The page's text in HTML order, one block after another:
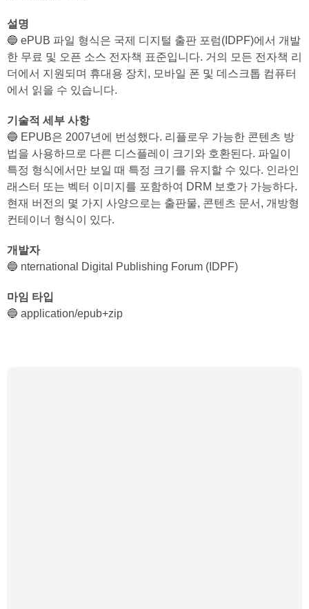
설명
🔵 ePUB 파일 형식은 국제 디지털 출판 포럼(IDPF)에서 개발
한 무료 및 오픈 소스 전자책 표준입니다. 거의 모든 전자책 리
더에서 지원되며 휴대용 장치, 모바일 폰 및 데스크톱 컴퓨터
에서 읽을 수 있습니다.
기술적 세부 사항
🔵 EPUB은 2007년에 번성했다. 리플로우 가능한 콘텐츠 방
법을 사용하므로 다른 디스플레이 크기와 호환된다. 파일이
특정 형식에서만 보일 때 특정 크기를 유지할 수 있다. 인라인
래스터 또는 벡터 이미지를 포함하여 DRM 보호가 가능하다.
현재 버전의 몇 가지 사양으로는 출판물, 콘텐츠 문서, 개방형
컨테이너 형식이 있다.
개발자
🔵 nternational Digital Publishing Forum (IDPF)
마임 타입
🔵 application/epub+zip